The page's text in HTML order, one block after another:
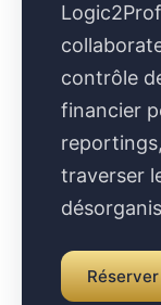
contrôle
financier
traverser